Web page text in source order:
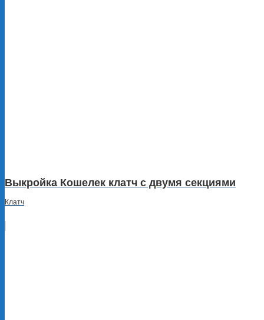
Выкройка Кошелек клатч c двумя секциями
Клатч